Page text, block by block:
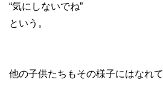
“気にしないでね”
という。
他の子供たちもその様子にはなれ